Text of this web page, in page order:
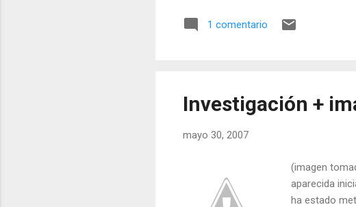
1 comentario
Investigación +
mayo 30, 2007
(imagen
aparecida
ha estado